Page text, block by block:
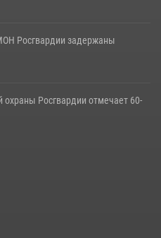
Росгвардии задержаны
охраны Росгвардии отмечает 60-